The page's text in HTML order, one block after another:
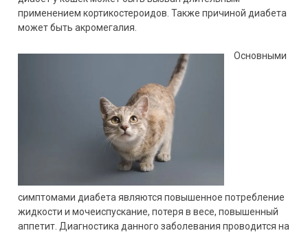
применением кортикостероидов. Также причиной диабета
может быть акромегалия.
Основными
симптомами диабета являются повышенное потребление
жидкости и мочеиспускание, потеря в весе, повышенный
аппетит. Диагностика данного заболевания проводится на